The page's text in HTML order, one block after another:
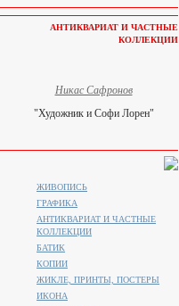
АНТИКВАРИАТ И ЧАСТНЫЕ
КОЛЛЕКЦИИ
Никас Сафронов
"Художник и Софи Лорен"
ЖИВОПИСЬ
ГРАФИКА
АНТИКВАРИАТ И ЧАСТНЫЕ
КОЛЛЕКЦИИ
БАТИК
КОПИИ
ЖИКЛЕ, ПРИНТЫ, ПОСТЕРЫ
ИКОНА